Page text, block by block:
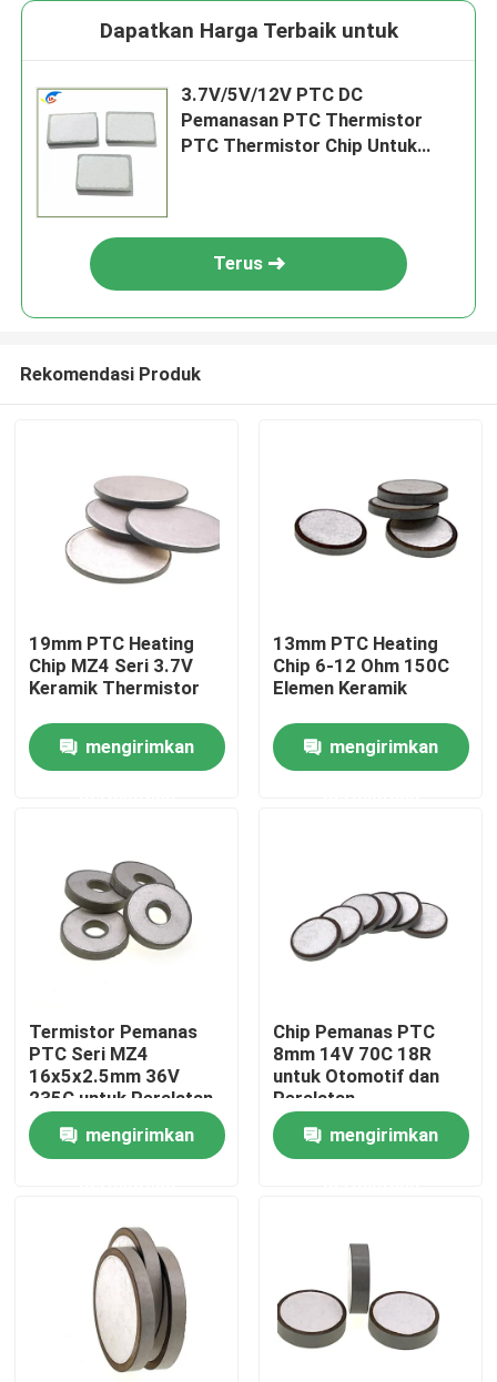
Rumah
Video
Tentang Kami
Kontrol Kualitas
Hubungi Kami
Kasus-kasus
Termistor PTC
Dapatkan Harga Terbaik untuk
3.7V/5V/12V PTC DC
Pemanasan PTC Thermistor
PTC Thermistor Chip Untuk
Terus
Rekomendasi Produk
19mm PTC Heating
Chip MZ4 Seri 3.7V
Keramik Thermistor
mengirimkan
13mm PTC Heating
Chip 6-12 Ohm 150C
Elemen Keramik
mengirimkan
Termistor Pemanas
PTC Seri MZ4
16x5x2.5mm 36V
235C untuk Peralatan
Otomotif
mengirimkan
Chip Pemanas PTC
8mm 14V 70C 18R
untuk Otomotif dan
Peralatan
mengirimkan